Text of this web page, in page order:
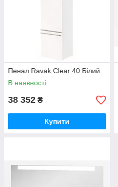
Пенал Ravak Clear 40 Білий
В наявності
38 352 ₴
Купити